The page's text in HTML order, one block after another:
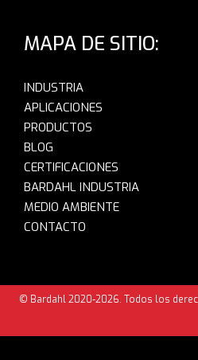
MAPA DE SITIO:
INDUSTRIA
APLICACIONES
PRODUCTOS
BLOG
CERTIFICACIONES
BARDAHL INDUSTRIA
MEDIO AMBIENTE
CONTACTO
© Bardahl 2020-2026. Todos los